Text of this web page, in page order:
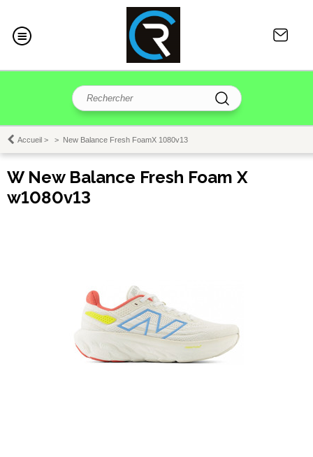
Accueil > > New Balance Fresh FoamX 1080v13
W New Balance Fresh Foam X
w1080v13